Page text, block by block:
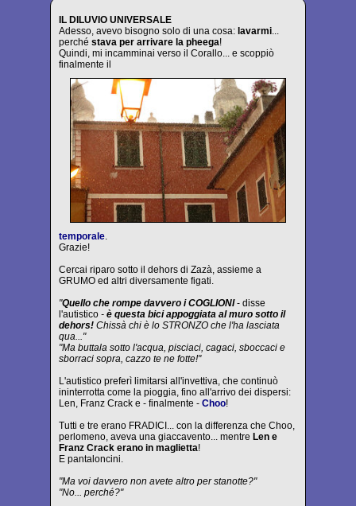
IL DILUVIO UNIVERSALE
Adesso, avevo bisogno solo di una cosa: lavarmi
perché stava per arrivare la pheega!
Quindi, mi incamminai verso il Corallo... e scoppiò
finalmente il
temporale
Grazie!
Cercai riparo sotto il dehors di Zazà, assieme a
GRUMO ed altri diversamente figati.
"Quello che rompe davvero i COGLIONI - disse
l'autistico - è questa bici appoggiata al muro sotto il
dehors! Chissà chi è lo STRONZO che l'ha lasciata
qua..."
"Ma buttala sotto l'acqua, pisciaci, cagaci, sboccaci e
sborraci sopra, cazzo te ne fotte!"
L'autistico preferì limitarsi all'invettiva, che continuò
ininterrotta come la pioggia, fino all'arrivo dei dispersi:
Len, Franz Crack e - finalmente - Choo!
Tutti e tre erano FRADICI... con la differenza che Choo,
perlomeno, aveva una giaccavento... mentre Len e
Franz Crack erano in maglietta!
E pantaloncini.
"Ma voi davvero non avete altro per stanotte?"
"No... perché?"